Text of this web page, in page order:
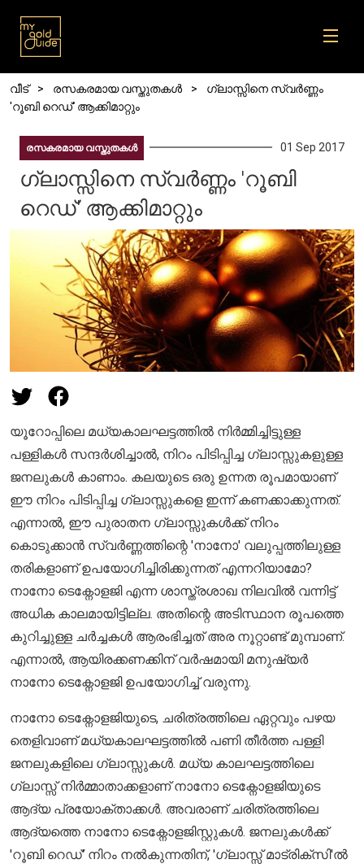
Breadcrumb
വീട് രസകരമായ വസ്തുതകൾ
ഗ്ലാസ്സിനെ സ്വർണ്ണം
'റൂബി റെഡ്' ആക്കിമാറ്റും
രസകരമായ വസ്തുതകൾ 01 Sep 2017
ഗ്ലാസ്സിനെ സ്വർണ്ണം 'റൂബി
റെഡ്' ആക്കിമാറ്റും
യൂറോപ്പിലെ മധ്യകാലഘട്ടത്തിൽ നിർമ്മിച്ചിട്ടുള്ള
പള്ളികൾ സന്ദർശിച്ചാൽ, നിറം പിടിപ്പിച്ച ഗ്ലാസ്സുകളുള്ള
ജനലുകൾ കാണാം. കലയുടെ ഒരു ഉന്നത രൂപമായാണ്
ഈ നിറം പിടിപ്പിച്ച ഗ്ലാസ്സുകളെ ഇന്ന് കണക്കാക്കുന്നത്.
എന്നാൽ, ഈ പുരാതന ഗ്ലാസ്സുകൾക്ക് നിറം
കൊടുക്കാൻ സ്വർണ്ണത്തിന്റെ 'നാനോ' വലുപ്പത്തിലുള്ള
തരികളാണ് ഉപയോഗിച്ചിരിക്കുന്നത് എന്നറിയാമോ?
നാനോ ടെക്നോളജി എന്ന ശാസ്ത്രശാഖ നിലവിൽ വന്നിട്ട്
അധിക കാലമായിട്ടില്ല. അതിന്റെ അടിസ്ഥാന രൂപത്തെ
കുറിച്ചുള്ള ചർച്ചകൾ ആരംഭിച്ചത് അര നൂറ്റാണ്ട് മുമ്പാണ്.
എന്നാൽ, ആയിരക്കണക്കിന് വർഷമായി മനുഷ്യർ
നാനോ ടെക്നോളജി ഉപയോഗിച്ച് വരുന്നു.
നാനോ ടെക്നോളജിയുടെ, ചരിത്രത്തിലെ ഏറ്റവും പഴയ
തെളിവാണ് മധ്യകാലഘട്ടത്തിൽ പണി തീർത്ത പള്ളി
ജനലുകളിലെ ഗ്ലാസ്സുകൾ. മധ്യ കാലഘട്ടത്തിലെ
ഗ്ലാസ്സ് നിർമ്മാതാക്കളാണ് നാനോ ടെക്നോളജിയുടെ
ആദ്യ പ്രയോക്താക്കൾ. അവരാണ് ചരിത്രത്തിലെ
ആദ്യത്തെ നാനോ ടെക്നോളജിസ്റ്റുകൾ. ജനലുകൾക്ക്
'റൂബി റെഡ്' നിറം നൽകുന്നതിന്, 'ഗ്ലാസ്സ് മാട്രിക്സി'ൽ